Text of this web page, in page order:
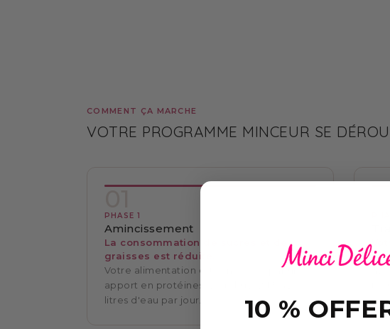
COMMENT ÇA MARCHE
VOTRE PROGRAMME MINCEUR SE
PHASE 1
Amincissement
La consommation de sucres et de
graisses est réduite.
Votre alimentation est renforcée par un
apport en protéines. Vous buvez 1,5 à 2
litres d'eau par jour.
10 %